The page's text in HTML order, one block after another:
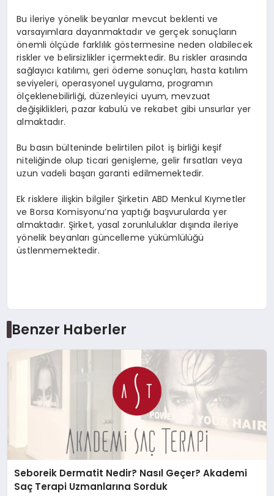
Bu ileriye yönelik beyanlar mevcut beklenti ve
varsayımlara dayanmaktadır ve gerçek sonuçların
önemli ölçüde farklılık göstermesine neden olabilecek
riskler ve belirsizlikler içermektedir. Bu riskler arasında
sağlayıcı katılımı, geri ödeme sonuçları, hasta katılım
seviyeleri, operasyonel uygulama, programın
ölçeklenebilirliği, düzenleyici uyum, mevzuat
değişiklikleri, pazar kabulü ve rekabet gibi unsurlar yer
almaktadır.
Bu basın bülteninde belirtilen pilot iş birliği keşif
niteliğinde olup ticari genişleme, gelir fırsatları veya
uzun vadeli başarı garanti edilmemektedir.
Ek risklere ilişkin bilgiler Şirketin ABD Menkul Kıymetler
ve Borsa Komisyonu’na yaptığı başvurularda yer
almaktadır. Şirket, yasal zorunluluklar dışında ileriye
yönelik beyanları güncelleme yükümlülüğü
üstlenmemektedir.
Benzer Haberler
Seboreik Dermatit Nedir? Nasıl Geçer? Akademi
Saç Terapi Uzmanlarına Sorduk